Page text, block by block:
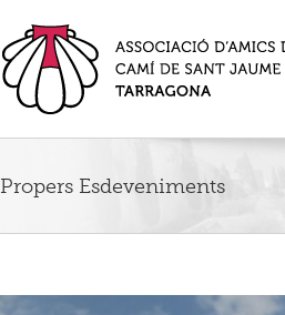
Propers Esdeveniments